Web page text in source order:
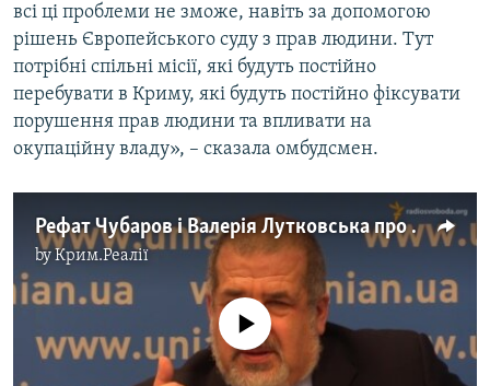
всі ці проблеми не зможе, навіть за допомогою
рішень Європейського суду з прав людини. Тут
потрібні спільні місії, які будуть постійно
перебувати в Криму, які будуть постійно фіксувати
порушення прав людини та впливати на
окупаційну владу», – сказала омбудсмен.
Рефат Чубаров і Валерія Лутковська про репресії проти кримський татар у Криму
byКрим.Реалії
No media source currently available